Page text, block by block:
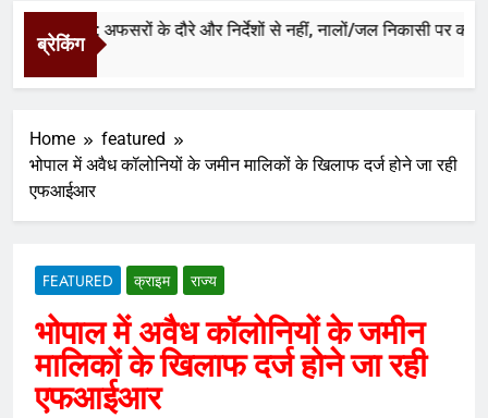
ब्रेकिंग
जलभराव: अफसरों के दौरे और निर्देशों से नहीं, नालों/जल निकासी पर कब्जे
Home
featured
भोपाल में अवैध कॉलोनियों के जमीन मालिकों के खिलाफ दर्ज होने जा रही
एफआईआर
FEATURED क्राइम राज्य
भोपाल में अवैध कॉलोनियों के जमीन
मालिकों के खिलाफ दर्ज होने जा रही
एफआईआर